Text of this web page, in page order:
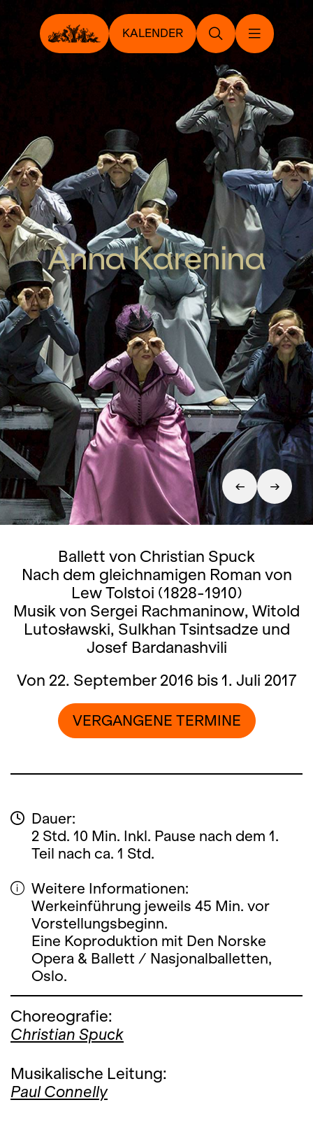
KALENDER
Anna Karenina
Ballett von Christian Spuck
Nach dem gleichnamigen Roman von
Lew Tolstoi (1828-1910)
Musik von Sergei Rachmaninow, Witold
Lutosławski, Sulkhan Tsintsadze und
Josef Bardanashvili
Von 22. September 2016 bis 1. Juli 2017
VERGANGENE TERMINE
Dauer:
2 Std. 10 Min. Inkl. Pause nach dem 1.
Teil nach ca. 1 Std.
Weitere Informationen:
Werkeinführung jeweils 45 Min. vor
Vorstellungsbeginn.
Eine Koproduktion mit Den Norske
Opera & Ballett / Nasjonalballetten,
Oslo.
Choreografie:
Christian Spuck
Musikalische Leitung:
Paul Connelly